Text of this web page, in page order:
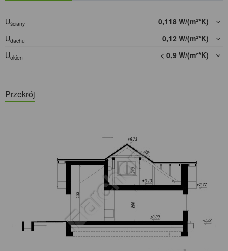
Uściany
0,118 W/(m²*K)
Udachu
0,12 W/(m²*K)
Uokien < 0,9 W/(m²*K)
Przekrój